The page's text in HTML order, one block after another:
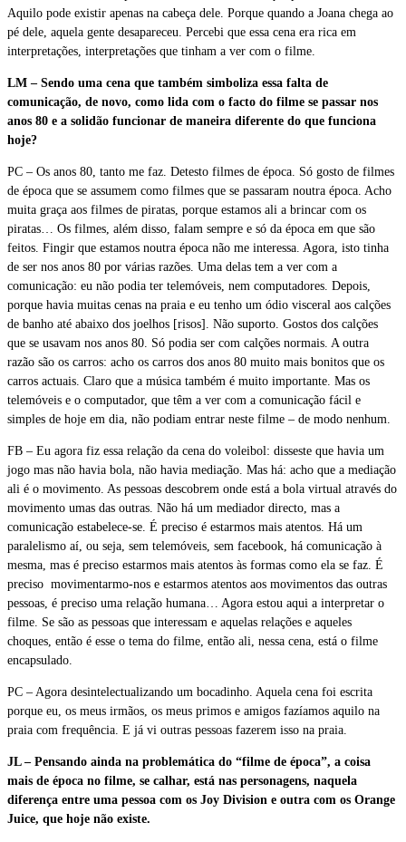
Aquilo pode existir apenas na cabeça dele. Porque quando a Joana chega ao
pé dele, aquela gente desapareceu. Percebi que essa cena era rica em
interpretações, interpretações que tinham a ver com o filme.
LM – Sendo uma cena que também simboliza essa falta de
comunicação, de novo, como lida com o facto do filme se passar nos
anos 80 e a solidão funcionar de maneira diferente do que funciona
hoje?
PC – Os anos 80, tanto me faz. Detesto filmes de época. Só gosto de filmes
de época que se assumem como filmes que se passaram noutra época. Acho
muita graça aos filmes de piratas, porque estamos ali a brincar com os
piratas… Os filmes, além disso, falam sempre e só da época em que são
feitos. Fingir que estamos noutra época não me interessa. Agora, isto tinha
de ser nos anos 80 por várias razões. Uma delas tem a ver com a
comunicação: eu não podia ter telemóveis, nem computadores. Depois,
porque havia muitas cenas na praia e eu tenho um ódio visceral aos calções
de banho até abaixo dos joelhos [risos]. Não suporto. Gostos dos calções
que se usavam nos anos 80. Só podia ser com calções normais. A outra
razão são os carros: acho os carros dos anos 80 muito mais bonitos que os
carros actuais. Claro que a música também é muito importante. Mas os
telemóveis e o computador, que têm a ver com a comunicação fácil e
simples de hoje em dia, não podiam entrar neste filme – de modo nenhum.
FB – Eu agora fiz essa relação da cena do voleibol: disseste que havia um
jogo mas não havia bola, não havia mediação. Mas há: acho que a mediação
ali é o movimento. As pessoas descobrem onde está a bola virtual através do
movimento umas das outras. Não há um mediador directo, mas a
comunicação estabelece-se. É preciso é estarmos mais atentos. Há um
paralelismo aí, ou seja, sem telemóveis, sem facebook, há comunicação à
mesma, mas é preciso estarmos mais atentos às formas como ela se faz. É
preciso movimentarmo-nos e estarmos atentos aos movimentos das outras
pessoas, é preciso uma relação humana… Agora estou aqui a interpretar o
filme. Se são as pessoas que interessam e aquelas relações e aqueles
choques, então é esse o tema do filme, então ali, nessa cena, está o filme
encapsulado.
PC – Agora desintelectualizando um bocadinho. Aquela cena foi escrita
porque eu, os meus irmãos, os meus primos e amigos fazíamos aquilo na
praia com frequência. E já vi outras pessoas fazerem isso na praia.
JL – Pensando ainda na problemática do “filme de época”, a coisa
mais de época no filme, se calhar, está nas personagens, naquela
diferença entre uma pessoa com os Joy Division e outra com os Orange
Juice, que hoje não existe.